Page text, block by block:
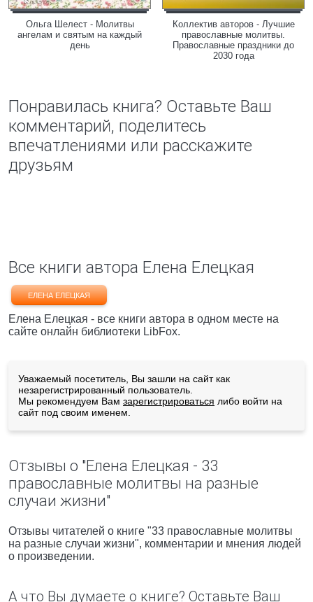
Ольга Шелест - Молитвы
ангелам и святым на каждый
день
Коллектив авторов - Лучшие
православные молитвы.
Православные праздники до
2030 года
Понравилась книга? Оставьте Ваш
комментарий, поделитесь
впечатлениями или расскажите
друзьям
Все книги автора Елена Елецкая
ЕЛЕНА ЕЛЕЦКАЯ
Елена Елецкая - все книги автора в одном месте на
сайте онлайн библиотеки LibFox.
Уважаемый посетитель, Вы зашли на сайт как
незарегистрированный пользователь.
Мы рекомендуем Вам зарегистрироваться либо войти на
сайт под своим именем.
Отзывы о "Елена Елецкая - 33
православные молитвы на разные
случаи жизни"
Отзывы читателей о книге "33 православные молитвы
на разные случаи жизни", комментарии и мнения людей
о произведении.
А что Вы думаете о книге? Оставьте Ваш